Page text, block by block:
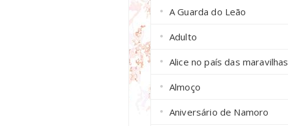
A Guarda do Leão
Adulto
Alice no país das maravilhas
Almoço
Aniversário de Namoro